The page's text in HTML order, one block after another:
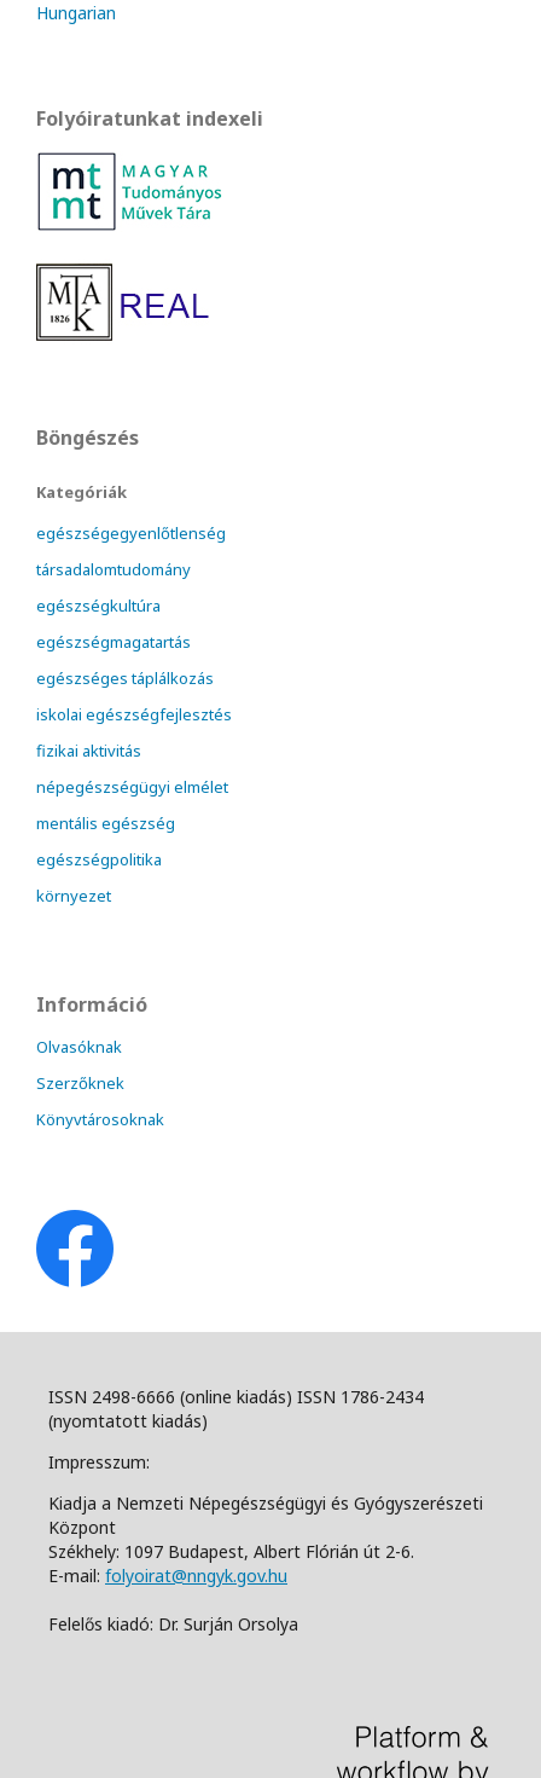
Hungarian
Folyóiratunkat indexeli
Böngészés
Kategóriák
egészségegyenlőtlenség
társadalomtudomány
egészségkultúra
egészségmagatartás
egészséges táplálkozás
iskolai egészségfejlesztés
fizikai aktivitás
népegészségügyi elmélet
mentális egészség
egészségpolitika
környezet
Információ
Olvasóknak
Szerzőknek
Könyvtárosoknak
ISSN 2498-6666 (online kiadás) ISSN 1786-2434
(nyomtatott kiadás)
Impresszum:
Kiadja a Nemzeti Népegészségügyi és Gyógyszerészeti
Központ
Székhely: 1097 Budapest, Albert Flórián út 2-6.
E-mail: folyoirat@nngyk.gov.hu
Felelős kiadó: Dr. Surján Orsolya